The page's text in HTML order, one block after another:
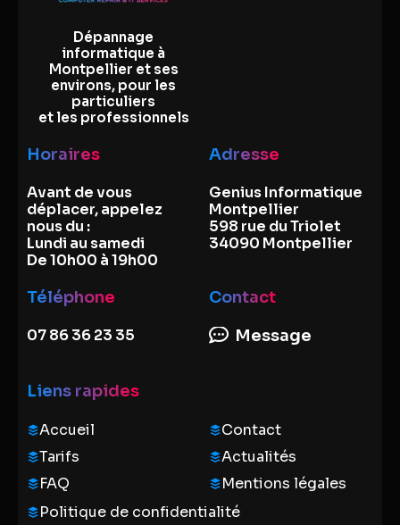
Dépannage
informatique à
Montpellier et ses
environs, pour les
particuliers
et les professionnels
Horaires Adresse
Avant de vous
déplacer, appelez
nous du :
Lundi au samedi
De 10h00 à 19h00
Genius Informatique
Montpellier
598 rue du Triolet
34090 Montpellier
Téléphone Contact
07 86 36 23 35 Message
Liens rapides
Accueil
Tarifs
FAQ
Contact
Actualités
Mentions légales
Politique de confidentialité